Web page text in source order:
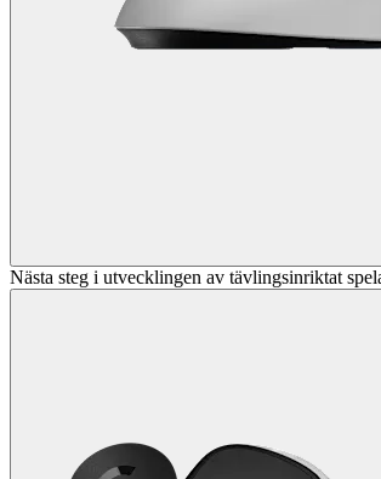
Nästa steg i utvecklingen av tävlingsinriktat